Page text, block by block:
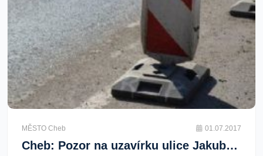
MĚSTO Cheb 01.07.2017
Cheb: Pozor na uzavírku ulice Jakubská